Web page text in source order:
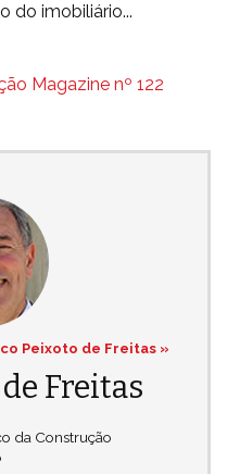
do imobiliário...
Magazine nº 122
Peixoto de Freitas »
Freitas
da Construção